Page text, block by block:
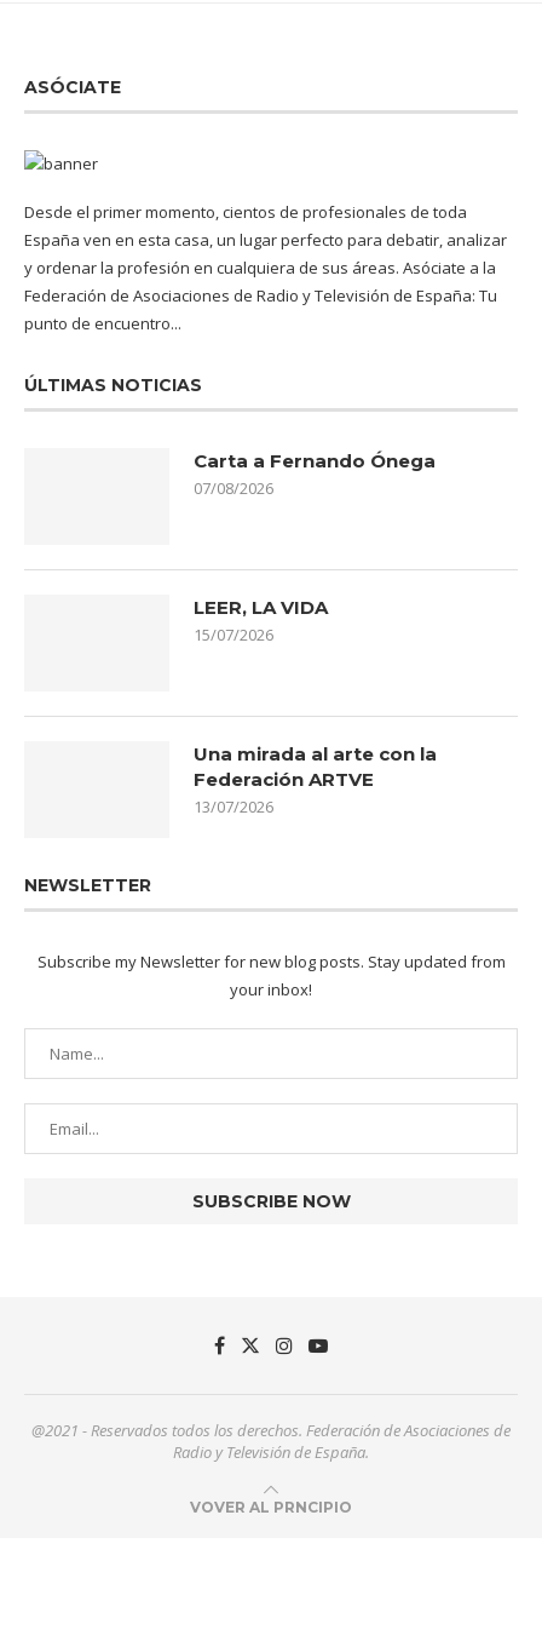
ASÓCIATE
Desde el primer momento, cientos de profesionales de toda
España ven en esta casa, un lugar perfecto para debatir, analizar
y ordenar la profesión en cualquiera de sus áreas. Asóciate a la
Federación de Asociaciones de Radio y Televisión de España: Tu
punto de encuentro...
ÚLTIMAS NOTICIAS
Carta a Fernando Ónega
07/08/2026
LEER, LA VIDA
15/07/2026
Una mirada al arte con la
Federación ARTVE
13/07/2026
NEWSLETTER
Subscribe my Newsletter for new blog posts. Stay updated from
your inbox!
@2021 - Reservados todos los derechos. Federación de Asociaciones de
Radio y Televisión de España.
VOVER AL PRNCIPIO